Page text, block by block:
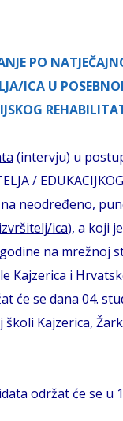
PO
ICA U
(intervju) u
/ EDUKACIJKOG
na neodređeno,
izvršitelj/ica), a koji
na mrežnoj
Kajzerica i
će se dana 04.
Kajzerica,
održat će se u